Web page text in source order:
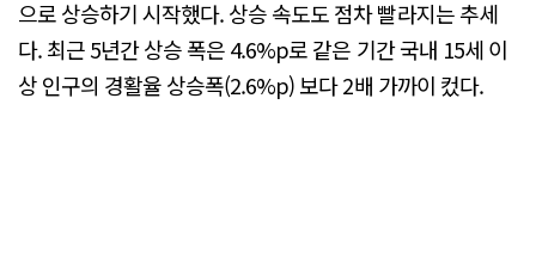
으로 상승하기 시작했다. 상승 속도도 점차 빨라지는 추세
다. 최근 5년간 상승 폭은 4.6%p로 같은 기간 국내 15세 이
상 인구의 경활율 상승폭(2.6%p) 보다 2배 가까이 컸다.